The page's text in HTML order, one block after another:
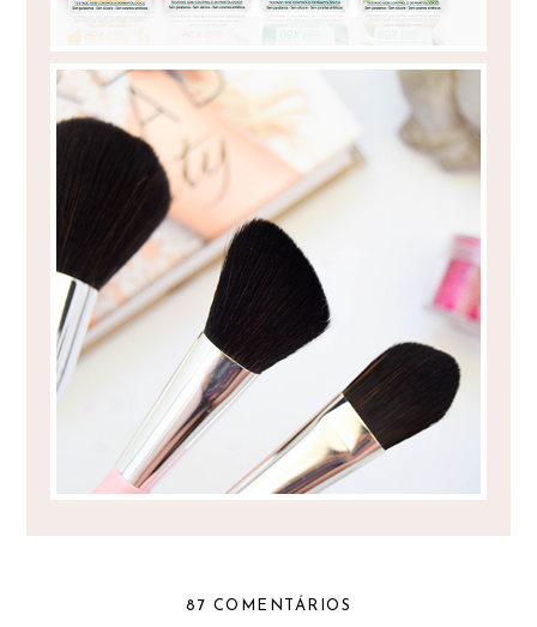
BRUSHART - PINCÉIS AO MELHOR
PREÇO?
87 COMENTÁRIOS